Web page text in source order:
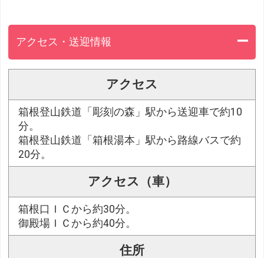
アクセス・送迎情報
アクセス
箱根登山鉄道「彫刻の森」駅から送迎車で約10
分。
箱根登山鉄道「箱根湯本」駅から路線バスで約
20分。
アクセス（車）
箱根口ＩＣから約30分。
御殿場ＩＣから約40分。
住所